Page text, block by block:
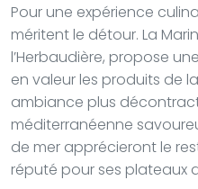
Pour une expérience
méritent le détour. La
l’Herbaudière, propose
en valeur les produits de
ambiance plus
méditerranéenne
de mer apprécieront le
réputé pour ses plateaux